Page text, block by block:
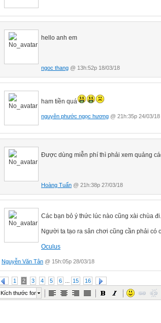
hello anh em
ngoc thang @ 13h:52p 18/03/18
ham tiền quá
nguyên phước ngọc hương @ 21h:35p 24/03/18
Được dùng miễn phí thì phải xem quảng
Hoàng Tuấn @ 21h:38p 27/03/18
Các bạn bỏ ý thức lúc nào cũng xài chùa đi.
Người ta tạo ra sân chơi cũng cần phải có
Oculus
Nguyễn Văn Tân @ 15h:05p 28/03/18
1 2 3 4 5 6 15
16
Kích thước font